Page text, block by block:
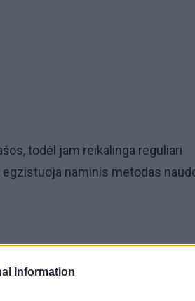
Information
todėl jam reikalinga reguliari
naminis metodas
kaip švelnus abrazyvas.